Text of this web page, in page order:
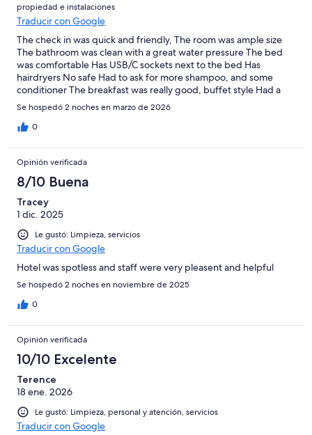
propiedad e instalaciones
Traducir con Google
The check in was quick and friendly, The room was ample size
The bathroom was clean with a great water pressure The bed
was comfortable Has USB/C sockets next to the bed Has
hairdryers No safe Had to ask for more shampoo, and some
conditioner The breakfast was really good, buffet style Had a
really good stay
Se hospedó 2 noches en marzo de 2026
0
Opinión verificada
8/10 Buena
Tracey
1 dic. 2025
Le gustó: Limpieza, servicios
Traducir con Google
Hotel was spotless and staff were very pleasent and helpful
Se hospedó 2 noches en noviembre de 2025
0
Opinión verificada
10/10 Excelente
Terence
18 ene. 2026
Le gustó: Limpieza, personal y atención, servicios
Traducir con Google